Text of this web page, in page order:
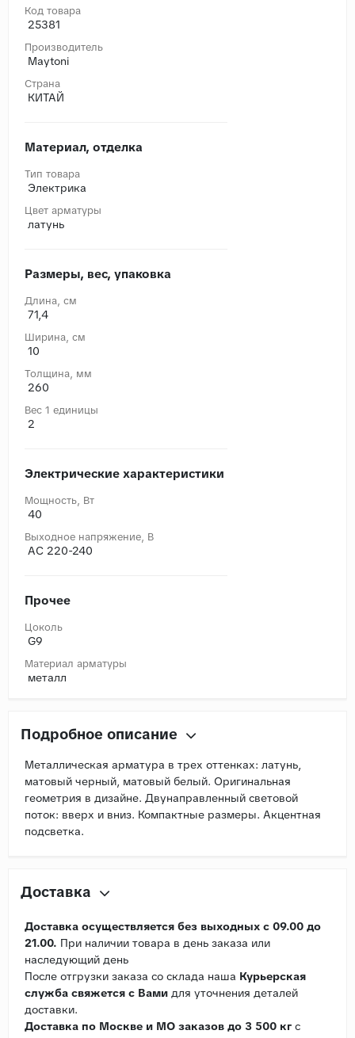
Код товара
25381
Производитель
Maytoni
Страна
КИТАЙ
Материал, отделка
Тип товара
Электрика
Цвет арматуры
латунь
Размеры, вес, упаковка
Длина, cм
71,4
Ширина, cм
10
Толщина, мм
260
Вес 1 единицы
2
Электрические характеристики
Мощность, Вт
40
Выходное напряжение, В
AC 220-240
Прочее
Цоколь
G9
Материал арматуры
металл
Подробное описание
Металлическая арматура в трех оттенках: латунь,
матовый черный, матовый белый. Оригинальная
геометрия в дизайне. Двунаправленный световой
поток: вверх и вниз. Компактные размеры. Акцентная
подсветка.
Доставка
Доставка осуществляется без выходных с 09.00 до
21.00. При наличии товара в день заказа или
наследующий день
После отгрузки заказа со склада наша Курьерская
служба свяжется с Вами для уточнения деталей
доставки.
Доставка по Москве и МО заказов до 3 500 кг с